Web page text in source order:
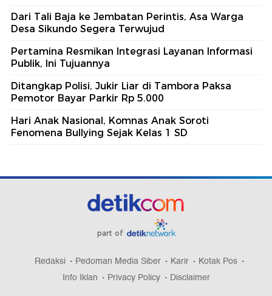
Dari Tali Baja ke Jembatan Perintis, Asa Warga
Desa Sikundo Segera Terwujud
Pertamina Resmikan Integrasi Layanan Informasi
Publik, Ini Tujuannya
Ditangkap Polisi, Jukir Liar di Tambora Paksa
Pemotor Bayar Parkir Rp 5.000
Hari Anak Nasional, Komnas Anak Soroti
Fenomena Bullying Sejak Kelas 1 SD
part of
Redaksi Pedoman Media Siber Karir
Kotak Pos
Info Iklan
Privacy Policy Disclaimer